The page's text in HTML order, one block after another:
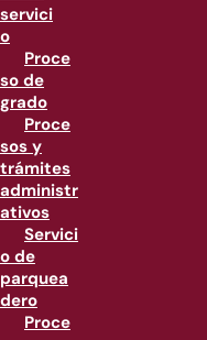
servici
o
Proce
so de
grado
Proce
sos y
trámites
administr
ativos
Servici
o de
parquea
dero
Proce